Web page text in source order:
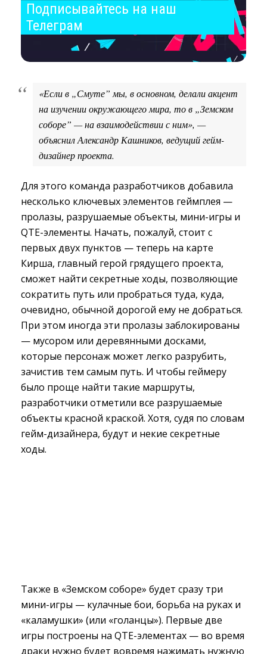
Подписывайтесь на наш
Телеграм
«Если в „Смуте” мы, в основном, делали акцент
на изучении окружающего мира, то в „Земском
соборе” — на взаимодействии с ним», —
объяснил Александр Кашников, ведущий гейм-
дизайнер проекта.
Для этого команда разработчиков добавила
несколько ключевых элементов геймплея —
пролазы, разрушаемые объекты, мини-игры и
QTE-элементы. Начать, пожалуй, стоит с
первых двух пунктов — теперь на карте
Кирша, главный герой грядущего проекта,
сможет найти секретные ходы, позволяющие
сократить путь или пробраться туда, куда,
очевидно, обычной дорогой ему не добраться.
При этом иногда эти пролазы заблокированы
— мусором или деревянными досками,
которые персонаж может легко разрубить,
зачистив тем самым путь. И чтобы геймеру
было проще найти такие маршруты,
разработчики отметили все разрушаемые
объекты красной краской. Хотя, судя по словам
гейм-дизайнера, будут и некие секретные
ходы.
Также в «Земском соборе» будет сразу три
мини-игры — кулачные бои, борьба на руках и
«каламушки» (или «голанцы»). Первые две
игры построены на QTE-элементах — во время
драки нужно будет вовремя нажимать нужную